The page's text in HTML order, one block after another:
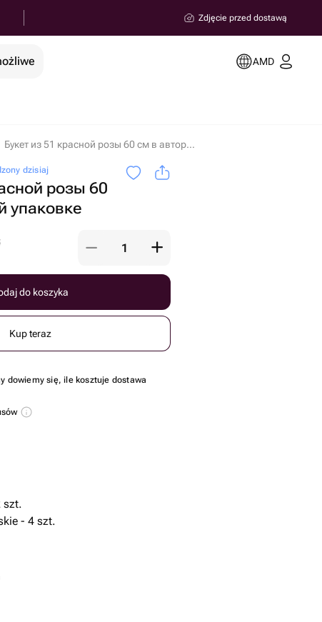
Zdjęcie przed dostawą
AMD
Букет из 51 красной розы 60 см в авторской упаковке w miejscowości Erywań
dzisiaj
розы 60
упаковке
do koszyka
Kup teraz
dowiemy się, ile kosztuje dostawa
szt.
- 4 szt.